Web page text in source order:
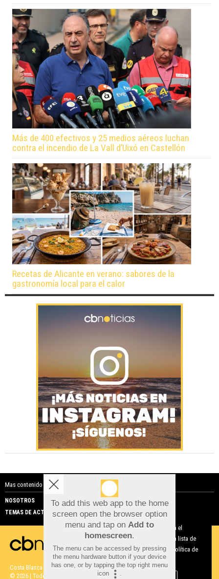
Más de 400 efectivos y 25 medios aéreos luchan
contra el incendio de La Vall d’Uixó en Castellón
Recetas de Alicante en verano: sabores de la
gastronomía local para el calor
Mas contenido de Costa Blanca Noticias:
NOSOTROS
PUBLICIDAD
TEMAS DE ACTUALIDAD
Costa Blanca Noticias | Términos de uso| Protección de datos
© 2026 | Todos los derechos reservados
To add this web app to the home
screen open the browser option
menu and tap on Add to
homescreen.
The menu can be accessed by pressing
the menu hardware button if your device
has one, or by tapping the top right menu
icon
.
Aviso sobre el Uso de cookies:
Utilizamos cookies nuestras y de terceros para el
funcionamiento del digital. Puedes consultar la lista de
cookies y como desconectarlas. Ver nuestra Política de
Privacidad y Cookies